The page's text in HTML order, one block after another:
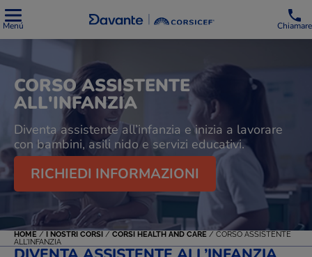
Menú Chiamare
CORSO ASSISTENTE
ALL'INFANZIA
Diventa assistente all’infanzia e inizia a lavorare
con bambini, asili nido e servizi educativi.
RICHIEDI INFORMAZIONI
HOME / I NOSTRI CORSI / CORSI HEALTH AND CARE / CORSO ASSISTENTE
ALL'INFANZIA